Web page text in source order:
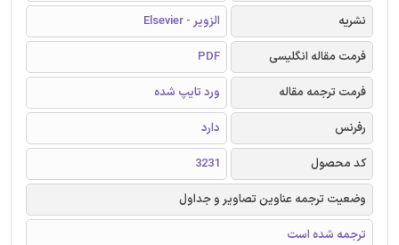
نشریه
الزویر - Elsevier
فرمت مقاله انگلیسی
PDF
فرمت ترجمه مقاله
ورد تایپ شده
رفرنس
دارد
کد محصول
3231
وضعیت ترجمه عناوین تصاویر و جداول
ترجمه شده است